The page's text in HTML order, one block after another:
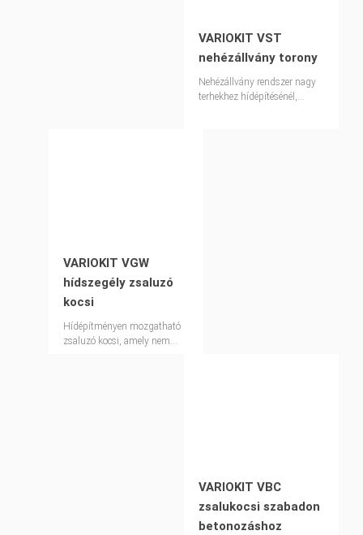
VARIOKIT VST
nehézállvány torony
Nehézállvány rendszer nagy
terhekhez hídépítésénél,
VARIOKIT VGW
hídszegély zsaluzó
kocsi
Hídépítményen mozgatható
zsaluzó kocsi, amely nem
VARIOKIT VBC
zsalukocsi szabadon
betonozáshoz